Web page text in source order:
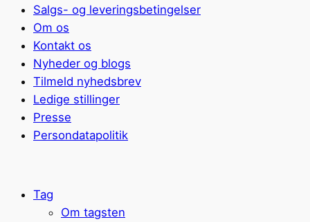
Salgs- og leveringsbetingelser
Om os
Kontakt os
Nyheder og blogs
Tilmeld nyhedsbrev
Ledige stillinger
Presse
Persondatapolitik
Tag
Om tagsten